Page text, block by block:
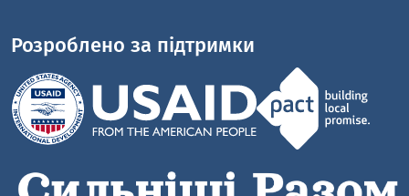
Розроблено за підтримки